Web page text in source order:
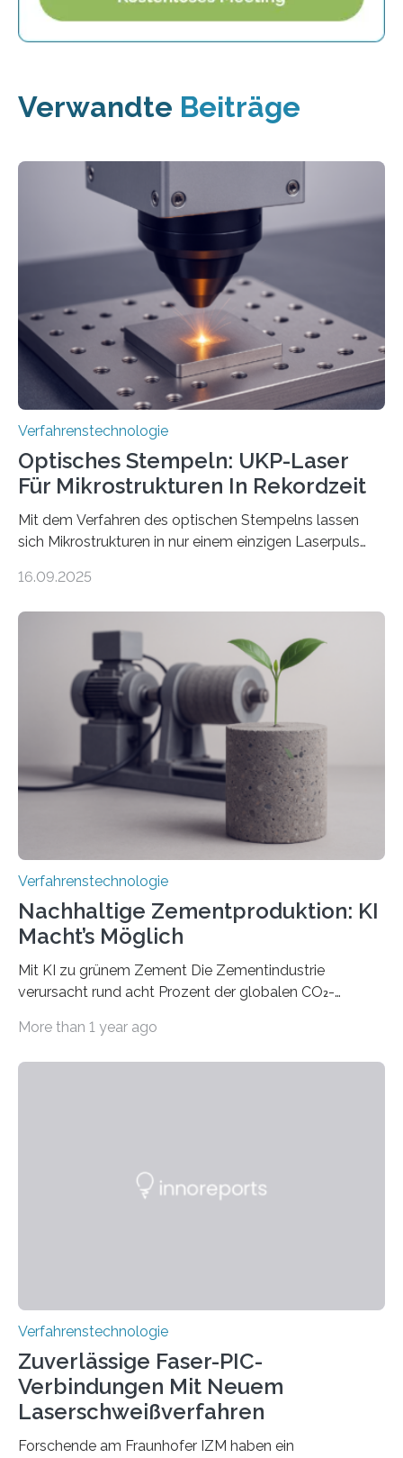
Verwandte Beiträge
Verfahrenstechnologie
Optisches Stempeln: UKP-Laser
Für Mikrostrukturen In Rekordzeit
Mit dem Verfahren des optischen Stempelns lassen
sich Mikrostrukturen in nur einem einzigen Laserpuls
zeitaufwändiges Abscannen der Fläche. Am Fraunhofer
RWTH Aachen den Strahl eines Ultrakurzpulslasers
mithilfe eines Spatial Light Modulators (SLM) exakt in
das gewünschte Muster und bringen es direkt auf die
Werkstückoberfläche. Das beschleunigt die
Bearbeitung deutlich und eröffnet neue Möglichkeiten
für Branchen wie die stahl- und metallverarbeitende
Industrie oder die Glasverarbeitung. Erste Tests…
16.09.2025
Verfahrenstechnologie
Nachhaltige Zementproduktion: KI
Macht’s Möglich
Mit KI zu grünem Zement Die Zementindustrie
verursacht rund acht Prozent der globalen CO₂-
Flugverkehr. Forschende am Paul Scherrer Institut PSI
brennen, der Grundstoff für baufertigen Zement. Wenig
More than 1 year ago
Verfahrenstechnologie
Zuverlässige Faser-PIC-
Verbindungen Mit Neuem
Laserschweißverfahren
Forschende am Fraunhofer IZM haben ein